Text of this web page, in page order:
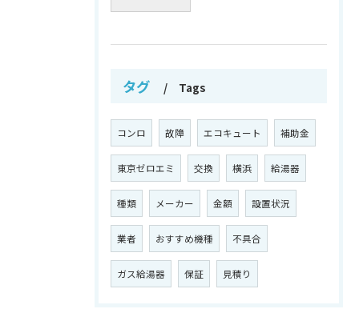
タグ Tags
コンロ 故障 エコキュート 補助金
東京ゼロエミ 交換 横浜 給湯器
種類 メーカー 金額 設置状況
業者 おすすめ機種 不具合
ガス給湯器 保証 見積り